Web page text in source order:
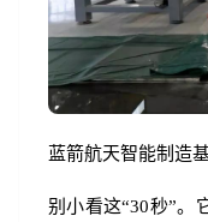
蓝箭航天智能制造
别小看这“30秒”。